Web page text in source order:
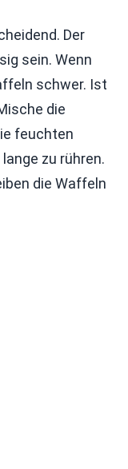
Der
sein. Wenn
schwer. Ist
die
feuchten
zu rühren.
die Waffeln